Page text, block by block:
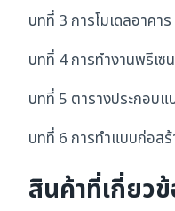
บทที่ 3 การโมเดลอาคาร
บทที่ 4 การทำงานพรีเซ
บทที่ 5 ตารางประกอบแ
บทที่ 6 การทำแบบก่อสร้
สินค้าที่เกี่ยว